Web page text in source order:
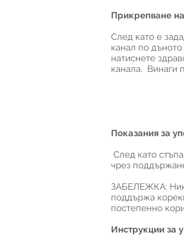
Прикрепване
След като е
канал по
натиснете
канала. Винаги
Показания за
След като
чрез
ЗАБЕЛЕЖКА:
поддържа
постепенно
Инструкции за